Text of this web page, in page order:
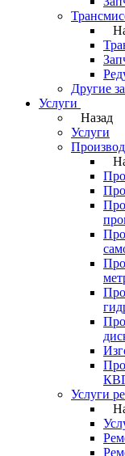
Другие
Услуги
Назад
Услуги
Услуги